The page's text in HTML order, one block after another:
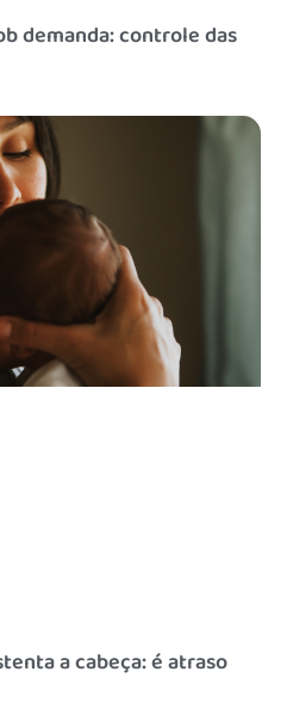
demanda: controle das
a cabeça: é atraso